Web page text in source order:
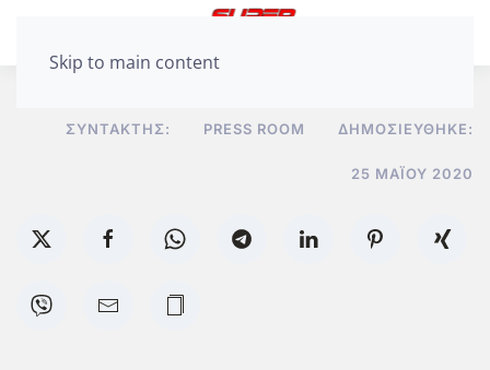
Skip to main content
ΣΥΝΤΆΚΤΗΣ: PRESS ROOM ΔΗΜΟΣΙΕΎΘΗΚΕ:
25 ΜΑΪ́ΟΥ 2020